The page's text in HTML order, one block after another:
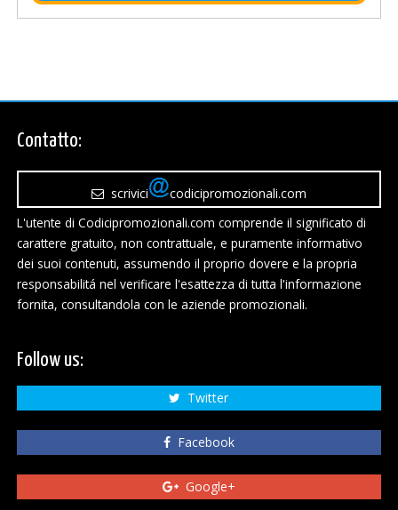
Contatto:
scrivici
codicipromozionali.com
L'utente di Codicipromozionali.com comprende il significato di
carattere gratuito, non contrattuale, e puramente informativo
dei suoi contenuti, assumendo il proprio dovere e la propria
responsabilitá nel verificare l'esattezza di tutta l'informazione
fornita, consultandola con le aziende promozionali.
Follow us:
Twitter
Facebook
Google+